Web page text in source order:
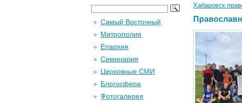
Хабаровск
Самый Восточный
Митрополия
Епархия
Семинария
Церковные СМИ
Блогосфера
Фотогалерея